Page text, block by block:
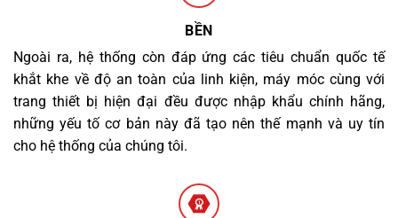
BỀN
Ngoài ra, hệ thống còn đáp ứng các tiêu chuẩn quốc tế
khắt khe về độ an toàn của linh kiện, máy móc cùng với
trang thiết bị hiện đại đều được nhập khẩu chính hãng,
những yếu tố cơ bản này đã tạo nên thế mạnh và uy tín
cho hệ thống của chúng tôi.